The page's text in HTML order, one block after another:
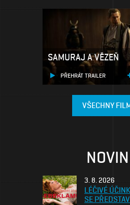
SAMURAJ A VĚZEŇ
PŘEHRÁT TRAILER
VŠECHNY
3. 8. 2026
LÉČIVÉ
SE